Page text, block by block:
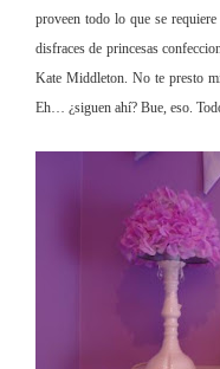
proveen todo lo que se
disfraces de princesas
Kate Middleton. No te presto
Eh… ¿siguen ahí? Bue, eso.